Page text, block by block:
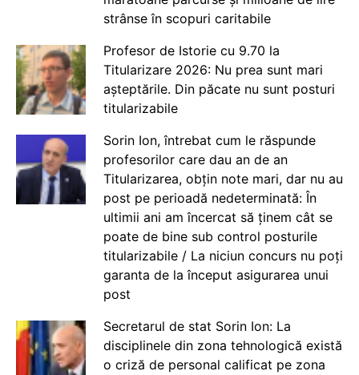
strânse în scopuri caritabile
Profesor de Istorie cu 9.70 la
Titularizare 2026: Nu prea sunt mari
așteptările. Din păcate nu sunt posturi
titularizabile
Sorin Ion, întrebat cum le răspunde
profesorilor care dau an de an
Titularizarea, obțin note mari, dar nu au
post pe perioadă nedeterminată: În
ultimii ani am încercat să ținem cât se
poate de bine sub control posturile
titularizabile / La niciun concurs nu poți
garanta de la început asigurarea unui
post
Secretarul de stat Sorin Ion: La
disciplinele din zona tehnologică există
o criză de personal calificat pe zona